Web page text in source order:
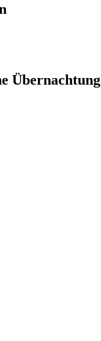
Übernachtung